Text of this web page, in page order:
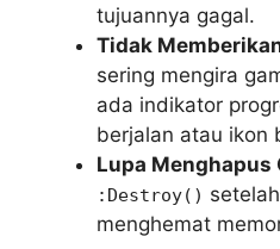
tujuannya gagal.
Tidak
sering mengira
ada indikator
berjalan atau ikon
Lupa Menghapus
:Destroy()
menghemat